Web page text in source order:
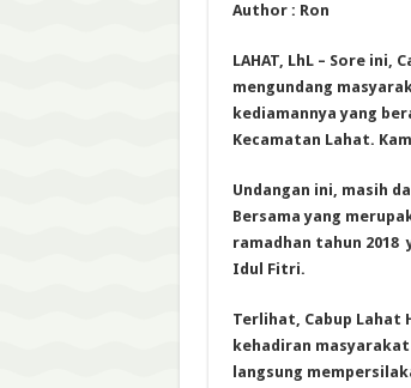
Author : Ron
LAHAT, LhL – Sore ini,
mengundang
kediamannya yang
Kecamatan Lahat.
Undangan ini, masih
Bersama yang
ramadhan tahun 2018
Idul Fitri.
Terlihat, Cabup Lahat
kehadiran masyarakat
langsung